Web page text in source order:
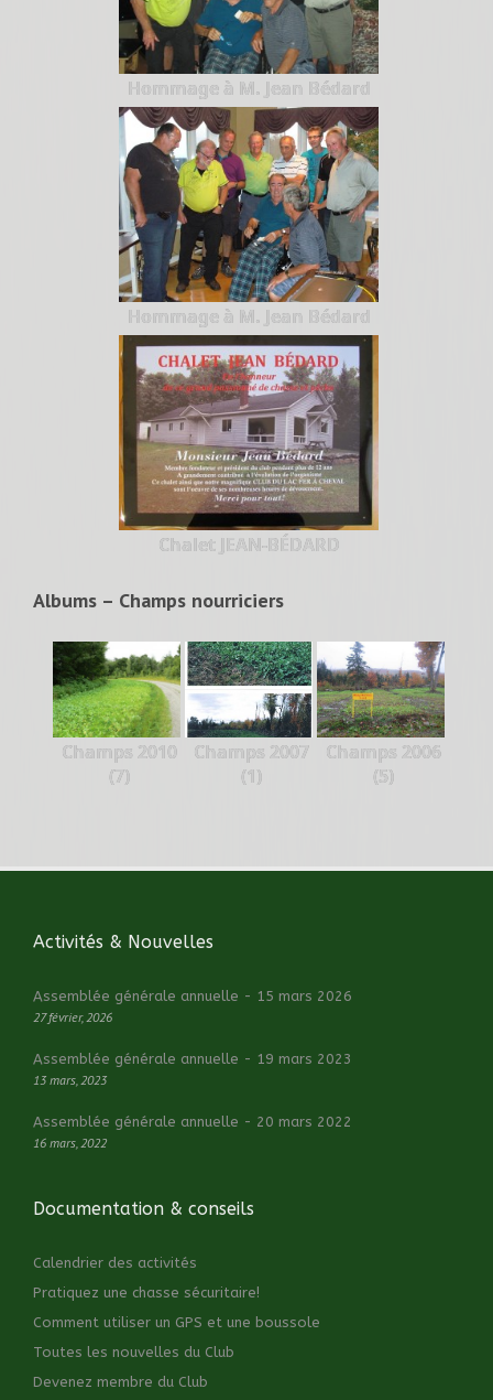
Hommage à M. Jean Bédard
Hommage à M. Jean Bédard
Chalet JEAN-BÉDARD
Albums – Champs nourriciers
Champs 2010
(7)
Champs 2007
(1)
Champs 2006
(5)
Activités & Nouvelles
Assemblée générale annuelle - 15 mars 2026
27 février, 2026
Assemblée générale annuelle - 19 mars 2023
13 mars, 2023
Assemblée générale annuelle - 20 mars 2022
16 mars, 2022
Documentation & conseils
Calendrier des activités
Pratiquez une chasse sécuritaire!
Comment utiliser un GPS et une boussole
Toutes les nouvelles du Club
Devenez membre du Club